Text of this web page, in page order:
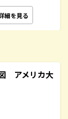
細を見る
アメリカ大